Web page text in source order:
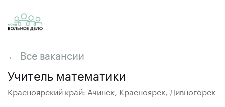
← Все вакансии
Учитель математики
Красноярский край: Ачинск, Красноярск, Дивногорск